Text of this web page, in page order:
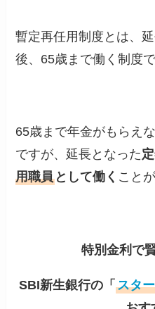
暫定再任用制度とは、
後、65歳まで働く制度で
65歳まで年金がもらえ
ですが、延長となった
用職員 として働く こと
特別金利で
SBI新生銀行の「 スタ